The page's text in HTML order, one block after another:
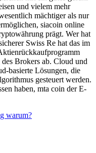
und vielem mehr
mächtiger als nur
siacoin online
prägt. Wer hat
Swiss Re hat das im
Brokers ab. Cloud und
basierte Lösungen, die
gesteuert werden.
haben, mta coin der E-
warum?